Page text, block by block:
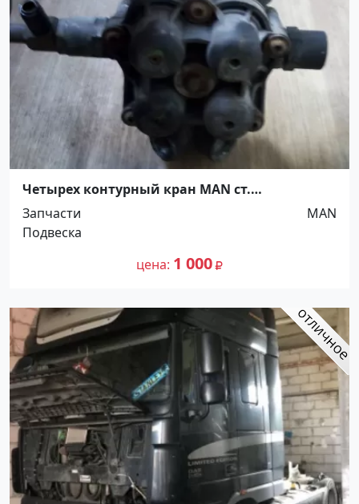
Четырех контурный кран MAN ст.
Новотитаровская
Запчасти
MAN
Подвеска
цена 1 000